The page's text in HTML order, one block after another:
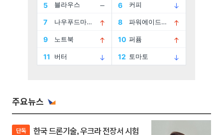
주요뉴스
단독